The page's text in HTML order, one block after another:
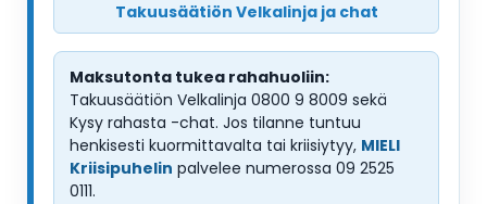
Takuusäätiön Velkalinja ja chat
Maksutonta tukea rahahuoliin:
Takuusäätiön Velkalinja 0800 9 8009 sekä
Kysy rahasta -chat. Jos tilanne tuntuu
henkisesti kuormittavalta tai kriisiytyy, MIELI
Kriisipuhelin palvelee numerossa 09 2525
0111.